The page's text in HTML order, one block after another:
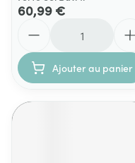
60,99 €
Ajouter au panier